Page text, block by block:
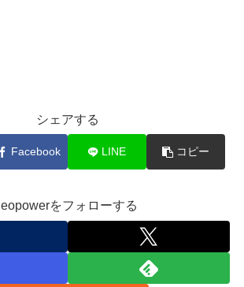
シェアする
Facebook LINE コピー
leopowerをフォローする